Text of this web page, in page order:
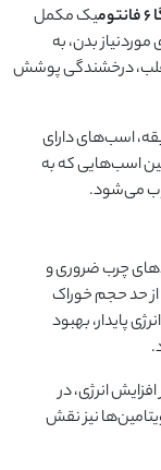
۶فانتومیک مکمل
موردنیاز بدن، به
قلب، درخشندگی پوشش
اسب‌های دارای
اسب‌هایی که به
می‌شود.
چرب ضروری و
از حد حجم خوراک
پایدار، بهبود
انرژی، در
نیز نقش